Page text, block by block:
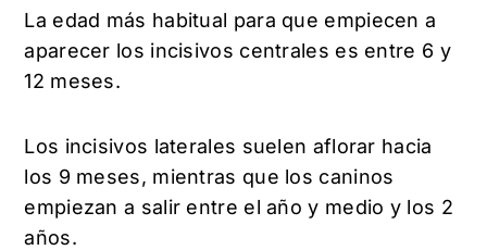
La edad más habitual para que empiecen a
aparecer los incisivos centrales es entre 6 y
12 meses.
Los incisivos laterales suelen aflorar hacia
los 9 meses, mientras que los caninos
empiezan a salir entre el año y medio y los 2
años.